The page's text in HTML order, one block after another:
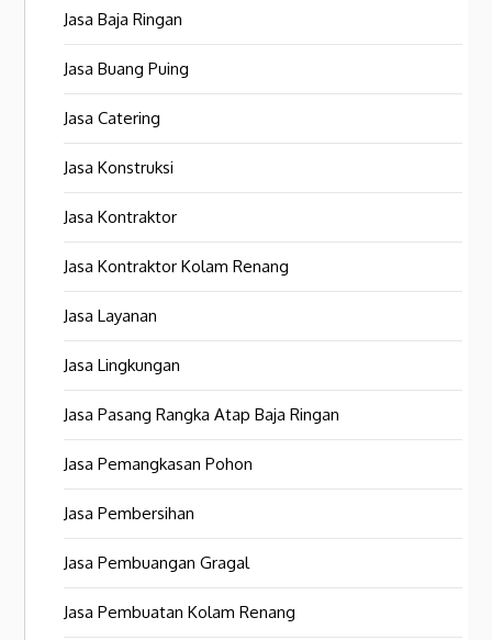
Jasa Baja Ringan
Jasa Buang Puing
Jasa Catering
Jasa Konstruksi
Jasa Kontraktor
Jasa Kontraktor Kolam Renang
Jasa Layanan
Jasa Lingkungan
Jasa Pasang Rangka Atap Baja Ringan
Jasa Pemangkasan Pohon
Jasa Pembersihan
Jasa Pembuangan Gragal
Jasa Pembuatan Kolam Renang